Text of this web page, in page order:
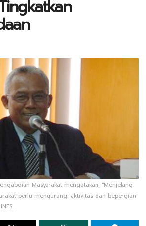
Masyarakat mengatakan, "Menjelang
perlu mengurangi aktivitas dan bepergian